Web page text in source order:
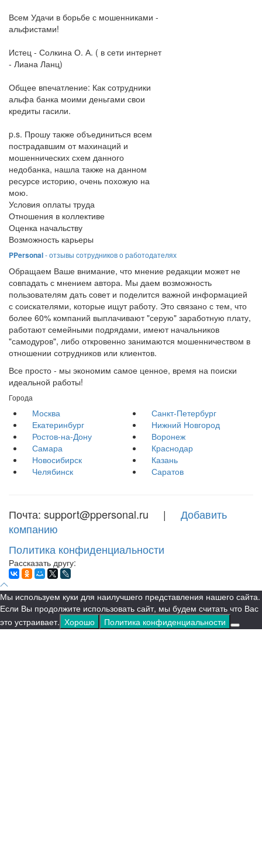
Всем Удачи в борьбе с мошенниками -
альфистами!
Истец - Солкина О. А. ( в сети интернет
- Лиана Ланц)
Общее впечатление: Как сотрудники
альфа банка моими деньгами свои
кредиты гасили.
p.s. Прошу также объединиться всем
пострадавшим от махинаций и
мошеннических схем данного
недобанка, нашла также на данном
ресурсе историю, очень похожую на
мою.
Условия оплаты труда
Отношения в коллективе
Оценка начальству
Возможность карьеры
PPersonal- отзывы сотрудников о работодателях
Обращаем Ваше внимание, что мнение редакции может не
совпадать с мнением автора. Мы даем возможность
пользователям дать совет и поделится важной информацией
с соискателями, которые ищут работу. Это связано с тем, что
более 60% компаний выплачивают "серую" заработную плату,
работают семейными подрядами, имеют начальников
"самодуров", либо откровенно занимаются мошенничеством в
отношении сотрудников или клиентов.
Все просто - мы экономим самое ценное, время на поиски
идеальной работы!
Города
Москва
Санкт-Петербург
Екатеринбург
Нижний Новгород
Ростов-на-Дону
Воронеж
Самара
Краснодар
Новосибирск
Казань
Челябинск
Саратов
Почта: support@ppersonal.ru | Добавить
компанию
Политика конфиденциальности
Рассказать другу:
Мы используем куки для наилучшего представления нашего сайта.
Если Вы продолжите использовать сайт, мы будем считать что Вас
это устраивает. Хорошо Политика конфиденциальности